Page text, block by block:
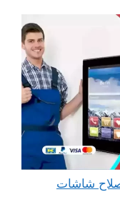
تلفزيونات 55880595 إصلاح شاشات